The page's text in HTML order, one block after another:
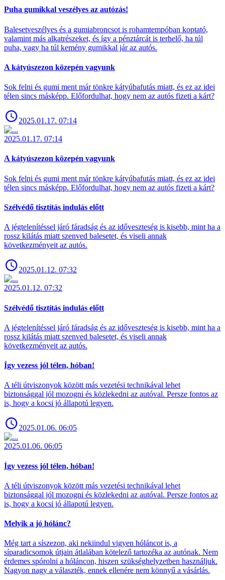
Puha gumikkal veszélyes az autózás!
Balesetveszélyes és a gumiabroncsot is rohamtempóban koptató,
valamint más alkatrészeket, és így a pénztárcát is terhelő, ha túl
puha, vagy ha túl kemény gumikkal jár az autós.
A kátyúszezon közepén vagyunk
Sok felni és gumi ment már tönkre kátyúbafutás miatt, és ez az idei
télen sincs másképp. Előfordulhat, hogy nem az autós fizeti a kárt?
2025.01.17. 07:14
2025.01.17. 07:14
A kátyúszezon közepén vagyunk
Sok felni és gumi ment már tönkre kátyúbafutás miatt, és ez az idei
télen sincs másképp. Előfordulhat, hogy nem az autós fizeti a kárt?
Szélvédő tisztítás indulás előtt
A jégtelenítéssel járó fáradság és az időveszteség is kisebb, mint ha a
rossz kilátás miatt szenved balesetet, és viseli annak
következményeit az autós.
2025.01.12. 07:32
2025.01.12. 07:32
Szélvédő tisztítás indulás előtt
A jégtelenítéssel járó fáradság és az időveszteség is kisebb, mint ha a
rossz kilátás miatt szenved balesetet, és viseli annak
következményeit az autós.
Így vezess jól télen, hóban!
A téli útviszonyok között más vezetési technikával lehet
biztonsággal jól mozogni és közlekedni az autóval. Persze fontos az
is, hogy a kocsi jó állapotú legyen.
2025.01.06. 06:05
2025.01.06. 06:05
Így vezess jól télen, hóban!
A téli útviszonyok között más vezetési technikával lehet
biztonsággal jól mozogni és közlekedni az autóval. Persze fontos az
is, hogy a kocsi jó állapotú legyen.
Melyik a jó hólánc?
Még tart a síszezon, aki nekiindul vigyen hóláncot is, a
síparadicsomok útjain átlalában kötelező tartozéka az autónak. Nem
érdemes spórolni a hóláncon, hiszen szükséghelyzetben használjuk.
Nagyon nagy a választék, ennek ellenére nem könnyű a vásárlás.